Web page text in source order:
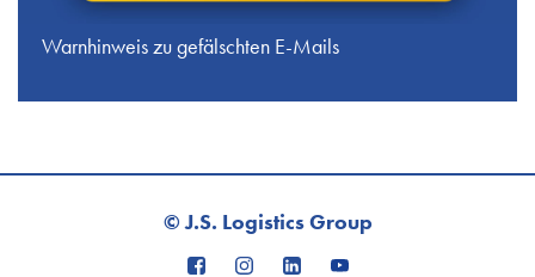
Warnhinweis zu gefälschten E-Mails
© J.S. Logistics Group